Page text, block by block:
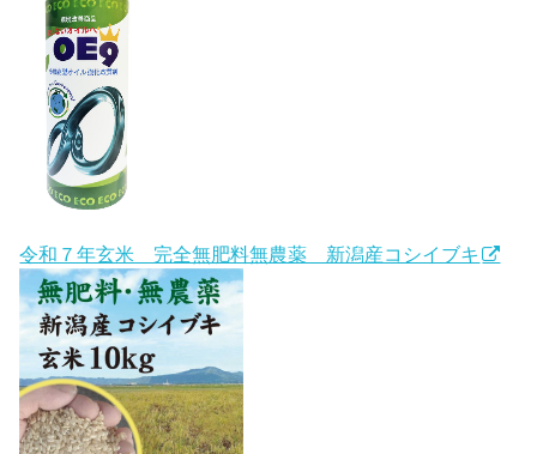
令和７年玄米 完全無肥料無農薬 新潟産コシイブキ